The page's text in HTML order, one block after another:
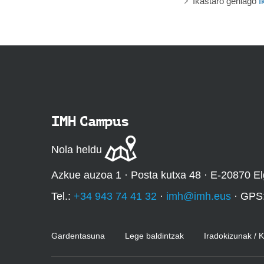
IMH Campus
Nola heldu
Azkue auzoa 1 · Posta kutxa 48 · E-20870
Tel.: +34 943 74 41 32 · imh@imh.eus ·
Gardentasuna Lege baldintzak Iradokizunak /